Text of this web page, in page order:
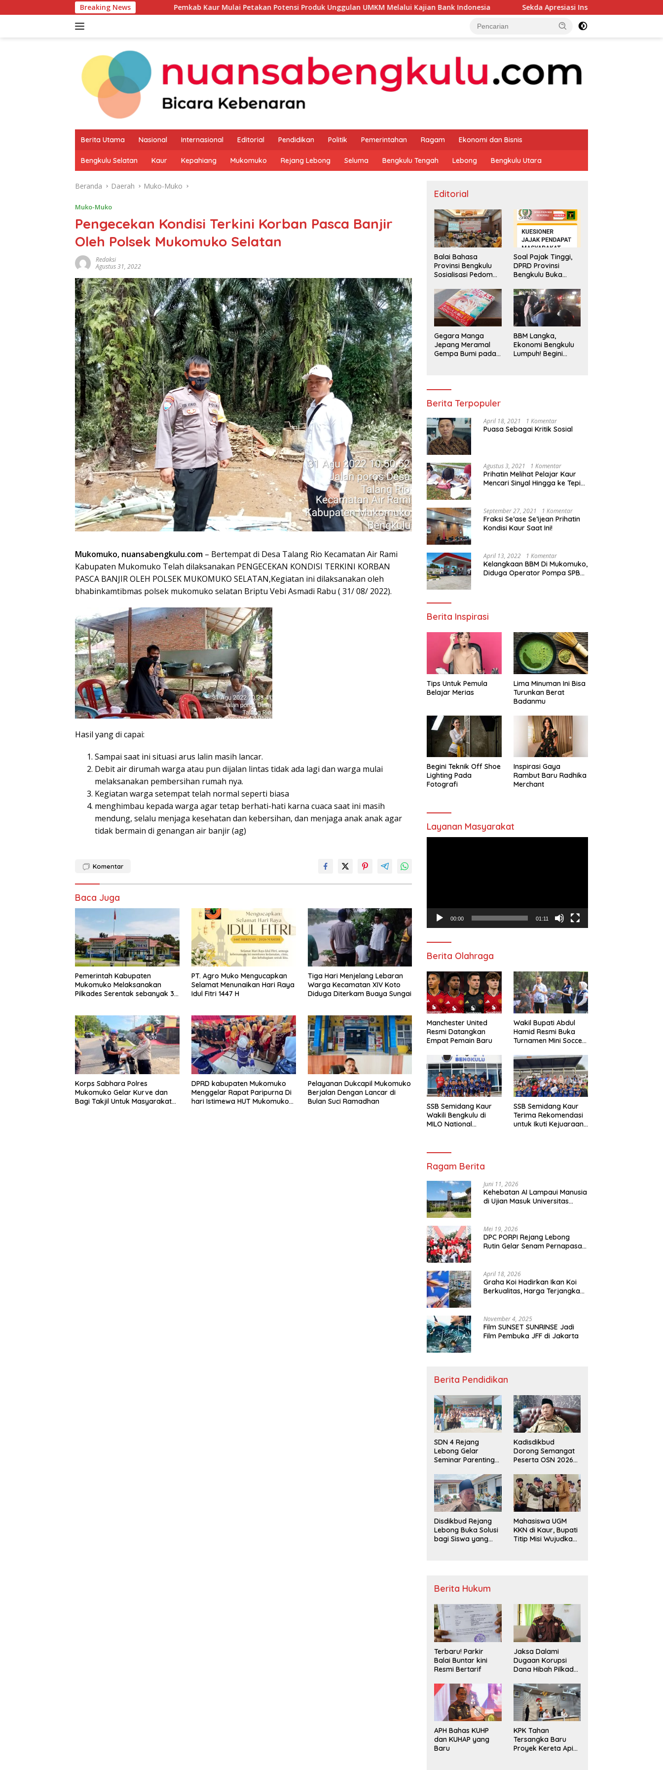
ke
Breaking NewsPemkab Kaur Mulai Petakan Potensi Produk Unggulan UMKM Melalui Kajian Bank Indonesia Sekda Apresiasi Inspektorat Provinsi Bengkulu Dukung
Berita Utama Nasional Internasional Editorial Pendidikan Politik Pemerintahan Ragam Ekonomi dan Bisnis
Bengkulu Selatan Kaur Kepahiang Mukomuko Rejang Lebong Seluma Bengkulu Tengah Lebong Bengkulu Utara
Beranda Daerah Muko-Muko
Muko-Muko
Pengecekan Kondisi Terkini Korban Pasca Banjir
Oleh Polsek Mukomuko Selatan
Redaksi
Agustus 31, 2022
Mukomuko, nuansabengkulu.com – Bertempat di Desa Talang Rio Kecamatan Air Rami
Kabupaten Mukomuko Telah dilaksanakan PENGECEKAN KONDISI TERKINI KORBAN
PASCA BANJIR OLEH POLSEK MUKOMUKO SELATAN,Kegiatan ini dilaksanakan oleh
bhabinkamtibmas polsek mukomuko selatan Briptu Vebi Asmadi Rabu ( 31/ 08/ 2022).
Hasil yang di capai:
Sampai saat ini situasi arus lalin masih lancar.
Debit air dirumah warga atau pun dijalan lintas tidak ada lagi dan warga mulai
melaksanakan pembersihan rumah nya.
Kegiatan warga setempat telah normal seperti biasa
menghimbau kepada warga agar tetap berhati-hati karna cuaca saat ini masih
mendung, selalu menjaga kesehatan dan kebersihan, dan menjaga anak anak agar
tidak bermain di genangan air banjir (ag)
Komentar
Baca Juga
Pemerintah Kabupaten
Mukomuko Melaksanakan
Pilkades Serentak sebanyak 37
PT. Agro Muko Mengucapkan
Selamat Menunaikan Hari Raya
Idul Fitri 1447 H
Tiga Hari Menjelang Lebaran
Warga Kecamatan XIV Koto
Diduga Diterkam Buaya Sungai
Korps Sabhara Polres
Mukomuko Gelar Kurve dan
Bagi Takjil Untuk Masyarakat
DPRD kabupaten Mukomuko
Menggelar Rapat Paripurna Di
hari Istimewa HUT Mukomuko
Pelayanan Dukcapil Mukomuko
Berjalan Dengan Lancar di
Bulan Suci Ramadhan
Editorial
Balai Bahasa
Provinsi Bengkulu
Sosialisasi Pedoman
Penggunaan
Bahasa Indonesia
Soal Pajak Tinggi,
DPRD Provinsi
Bengkulu Buka
Pengaduan
Masyarakat
Gegara Manga
Jepang Meramal
Gempa Bumi pada
BBM Langka,
Ekonomi Bengkulu
Lumpuh! Begini
Berita Terpopuler
April 18, 2021 1 Komentar
Puasa Sebagai Kritik Sosial
Agustus 3, 2021 1 Komentar
Prihatin Melihat Pelajar Kaur
Mencari Sinyal Hingga ke Tepi
Segera Bertindak
September 27, 2021 1 Komentar
Fraksi Se’ase Se’ijean Prihatin
Kondisi Kaur Saat Ini!
April 13, 2022 1 Komentar
Kelangkaan BBM Di Mukomuko,
Diduga Operator Pompa SPBU
Berita Inspirasi
Tips Untuk Pemula
Belajar Merias
Lima Minuman Ini Bisa
Turunkan Berat
Badanmu
Begini Teknik Off Shoe
Lighting Pada
Fotografi
Inspirasi Gaya
Rambut Baru Radhika
Merchant
Layanan Masyarakat
00:00 01:11
Berita Olahraga
Manchester United
Resmi Datangkan
Empat Pemain Baru
Wakil Bupati Abdul
Hamid Resmi Buka
Turnamen Mini Soccer
SSB Semidang Kaur
Wakili Bengkulu di
MILO National
SSB Semidang Kaur
Terima Rekomendasi
untuk Ikuti Kejuaraan
Ragam Berita
Juni 11, 2026
Kehebatan AI Lampaui Manusia
di Ujian Masuk Universitas
Mei 19, 2026
DPC PORPI Rejang Lebong
Rutin Gelar Senam Pernapasan
April 18, 2026
Graha Koi Hadirkan Ikan Koi
Berkualitas, Harga Terjangkau
November 4, 2025
Film SUNSET SUNRINSE Jadi
Film Pembuka JFF di Jakarta
Berita Pendidikan
SDN 4 Rejang
Lebong Gelar
Seminar Parenting
Bullying,
Kadisdikbud: Patut
Jadi Contoh
Kadisdikbud
Dorong Semangat
Peserta OSN 2026
Disdikbud Rejang
Lebong Buka Solusi
bagi Siswa yang
Mahasiswa UGM
KKN di Kaur, Bupati
Titip Misi Wujudkan
Berita Hukum
Terbaru! Parkir
Balai Buntar kini
Resmi Bertarif
Jaksa Dalami
Dugaan Korupsi
Dana Hibah Pilkada
Kaur
APH Bahas KUHP
dan KUHAP yang
Baru
KPK Tahan
Tersangka Baru
Proyek Kereta Api